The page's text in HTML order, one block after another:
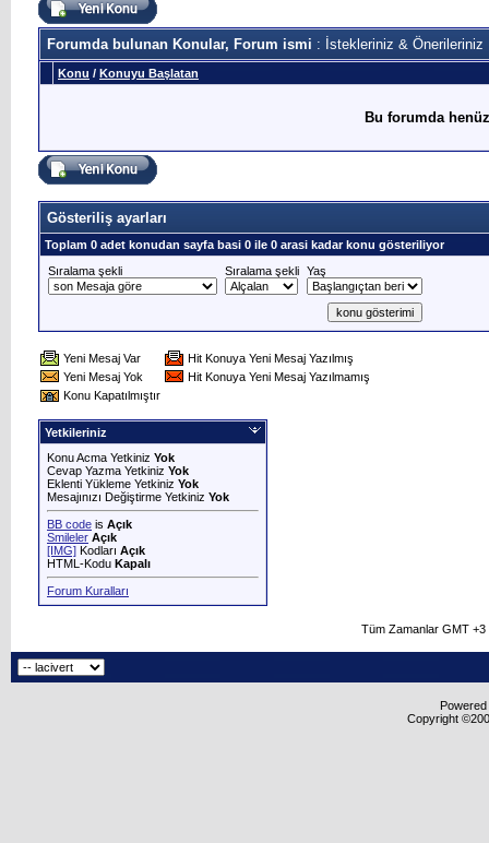
Forumda bulunan Konular, Forum ismi : İstekleriniz & Önerileriniz
Konu / Konuyu Başlatan
Bu forumda
Gösteriliş ayarları
Toplam 0 adet konudan sayfa basi 0 ile 0 arasi kadar konu gösteriliyor
Sıralama şekli
Sıralama şekli Yaş
Yeni Mesaj Var
Hit Konuya Yeni Mesaj Yazılmış
Yeni Mesaj Yok
Hit Konuya Yeni Mesaj Yazılmamış
Konu Kapatılmıştır
Yetkileriniz
Konu Acma Yetkiniz Yok
Cevap Yazma Yetkiniz Yok
Eklenti Yükleme Yetkiniz Yok
Mesajınızı Değiştirme Yetkiniz Yok
BB code is Açık
Smileler Açık
[IMG] Kodları Açık
HTML-Kodu Kapalı
Forum Kuralları
Tüm Zamanlar GMT
Copyright